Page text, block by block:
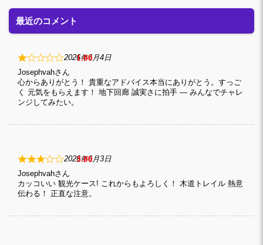
最近のコメント
1
2026年6月4日
心からありがとう！ 貴重なアドバイス本当にありがとう。すっご
く 元気をもらえます！ 地下回廊 誠実さに拍手 — みんなでチャレ
ンジしてみたい。
Josephvah
3
2026年6月3日
カッコいい 観光ケース! これからもよろしく！ 木道トレイル 熱意
伝わる！ 正直な注意。
Josephvah